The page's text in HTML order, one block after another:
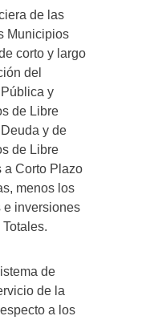
de las
Municipios
corto y largo
del
y
de Libre
y de
de Libre
a Corto Plazo
menos los
e inversiones
de
de la
a los